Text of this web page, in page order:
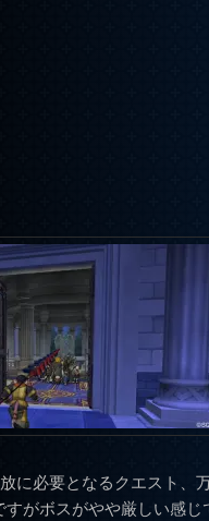
に必要となるクエスト、
すがボスがやや厳しい感じ